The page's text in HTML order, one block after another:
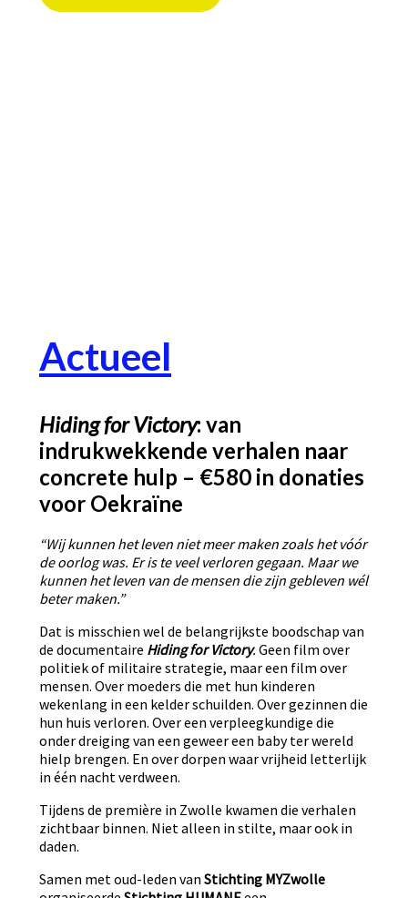
Actueel
Hiding for Victory: van
indrukwekkende verhalen naar
concrete hulp – €580 in donaties
voor Oekraïne
“Wij kunnen het leven niet meer maken zoals het vóór
de oorlog was. Er is te veel verloren gegaan. Maar we
kunnen het leven van de mensen die zijn gebleven wél
beter maken.”
Dat is misschien wel de belangrijkste boodschap van
de documentaire Hiding for Victory. Geen film over
politiek of militaire strategie, maar een film over
mensen. Over moeders die met hun kinderen
wekenlang in een kelder schuilden. Over gezinnen die
hun huis verloren. Over een verpleegkundige die
onder dreiging van een geweer een baby ter wereld
hielp brengen. En over dorpen waar vrijheid letterlijk
in één nacht verdween.
Tijdens de première in Zwolle kwamen die verhalen
zichtbaar binnen. Niet alleen in stilte, maar ook in
daden.
Samen met oud-leden van Stichting MYZwolle